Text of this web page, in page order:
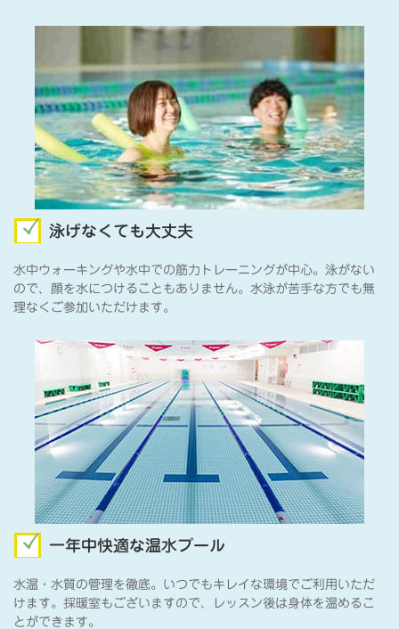
泳げなくても大丈夫
水中ウォーキングや水中での筋力トレーニングが中心。泳がない
ので、顔を水につけることもありません。水泳が苦手な方でも無
理なくご参加いただけます。
一年中快適な温水プール
水温・水質の管理を徹底。いつでもキレイな環境でご利用いただ
けます。採暖室もございますので、レッスン後は身体を温めるこ
とができます。